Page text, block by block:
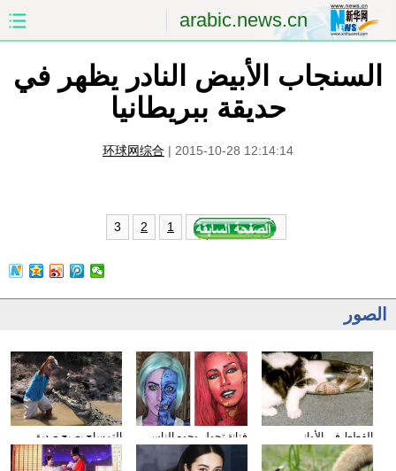
arabic.news.cn
الصين الصفحة الأولى
الشرق الأوسط العالم
الاقتصاد
مؤتمر صحفى للخارجية الصور
السنجاب الأبيض النادر يظهر في
حديقة ببريطانيا
环球网综合 | 2015-10-28 12:14:14
1
2
3
الصور
التمساح يصبح صديق
الناس في كوستا ريكا
فنانة تحول وجوه الناس
إلى الشخصيات الكرتونية
باستخدام الماكياج
القطط في الأواني
الزجاجية